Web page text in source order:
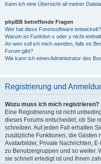
Kann ich eine Übersicht all meiner
phpBB betreffende Fragen
Wer hat diese Forensoftware entwickelt?
Warum ist Funktion x oder y nicht
An wen soll ich mich wenden, falls es
Forum gibt?
Wie kann ich einen Administrator des
Registrierung und
Wozu muss ich mich registrieren?
Eine Registrierung ist nicht
dieses Forums entscheidet, ob Sie
schreiben. Auf jeden Fall erhalten
zusätzliche Funktionen, die Gästen
Avatarbilder, Private Nachrichten,
zu Benutzergruppen und so weiter.
sie schnell erledigt ist und Ihnen